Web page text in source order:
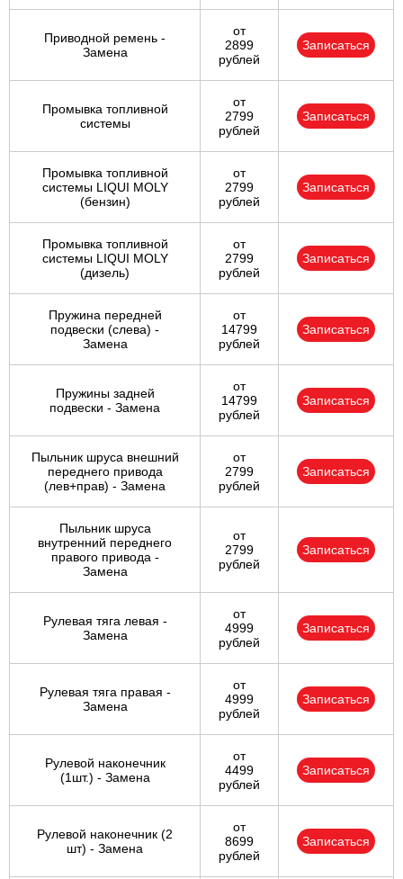
Приводной ремень -
Замена
от
2899
рублей
Записаться
Промывка топливной
системы
от
2799
рублей
Записаться
Промывка топливной
системы LIQUI MOLY
(бензин)
от
2799
рублей
Записаться
Промывка топливной
системы LIQUI MOLY
(дизель)
от
2799
рублей
Записаться
Пружина передней
подвески (слева) -
Замена
от
14799
рублей
Записаться
Пружины задней
подвески - Замена
от
14799
рублей
Записаться
Пыльник шруса внешний
переднего привода
(лев+прав) - Замена
от
2799
рублей
Записаться
Пыльник шруса
внутренний переднего
правого привода -
Замена
от
2799
рублей
Записаться
Рулевая тяга левая -
Замена
от
4999
рублей
Записаться
Рулевая тяга правая -
Замена
от
4999
рублей
Записаться
Рулевой наконечник
(1шт.) - Замена
от
4499
рублей
Записаться
Рулевой наконечник (2
шт) - Замена
от
8699
рублей
Записаться